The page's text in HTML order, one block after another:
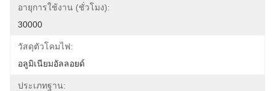
อายุการใช้งาน (ชั่วโมง):
30000
วัสดุตัวโคมไฟ:
อลูมิเนียมอัลลอยด์
ประเภทฐาน: